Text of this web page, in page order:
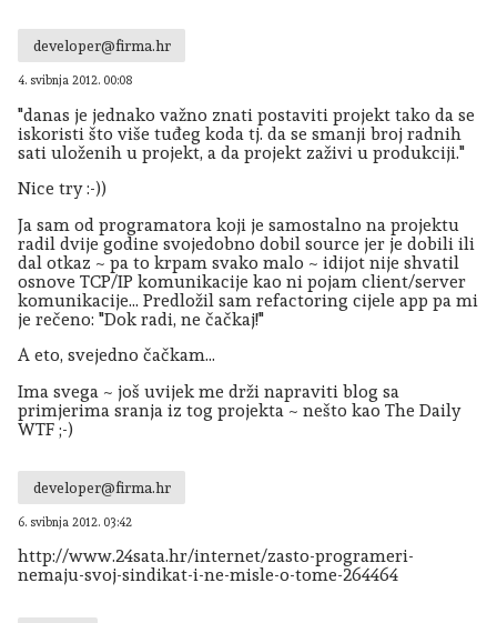
developer@firma.hr
4. svibnja 2012. 00:08
"danas je jednako važno znati postaviti projekt tako da se
iskoristi što više tuđeg koda tj. da se smanji broj radnih
sati uloženih u projekt, a da projekt zaživi u produkciji."
Nice try :-))
Ja sam od programatora koji je samostalno na projektu
radil dvije godine svojedobno dobil source jer je dobili ili
dal otkaz ~ pa to krpam svako malo ~ idijot nije shvatil
osnove TCP/IP komunikacije kao ni pojam client/server
komunikacije... Predložil sam refactoring cijele app pa mi
je rečeno: "Dok radi, ne čačkaj!"
A eto, svejedno čačkam...
Ima svega ~ još uvijek me drži napraviti blog sa
primjerima sranja iz tog projekta ~ nešto kao The Daily
WTF ;-)
developer@firma.hr
6. svibnja 2012. 03:42
http://www.24sata.hr/internet/zasto-programeri-
nemaju-svoj-sindikat-i-ne-misle-o-tome-264464